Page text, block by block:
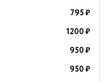
795₽
1200₽
950₽
950₽